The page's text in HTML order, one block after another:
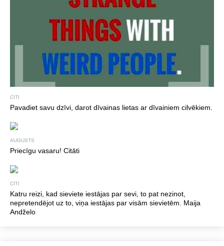
CITI
Pavadiet savu dzīvi, darot dīvainas lietas ar dīvainiem cilvēkiem.
AUGUSTS
Priecīgu vasaru! Citāti
CITI
Katru reizi, kad sieviete iestājas par sevi, to pat nezinot,
nepretendējot uz to, viņa iestājas par visām sievietēm. Maija
Andželo